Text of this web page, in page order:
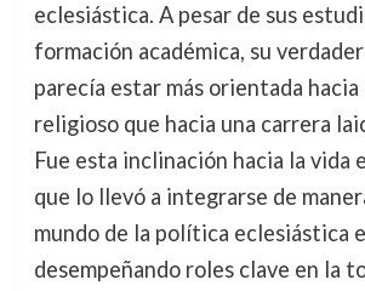
eclesiástica. A pesar de sus
formación académica, su
parecía estar más orientada
religioso que hacia una carrera
Fue esta inclinación hacia la vida
que lo llevó a integrarse de
mundo de la política eclesiástica
desempeñando roles clave en la